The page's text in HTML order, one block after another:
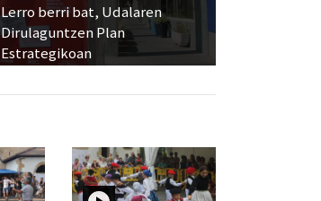
Lerro berri bat, Udalaren
Dirulaguntzen Plan
Estrategikoan